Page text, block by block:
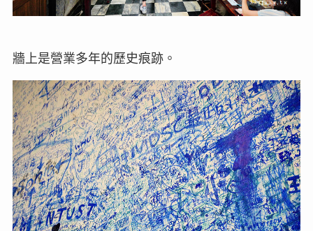
牆上是營業多年的歷史痕跡。